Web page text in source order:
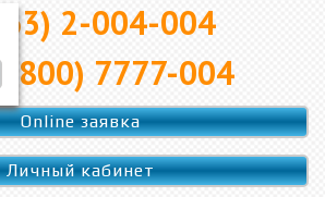
2-004-004
7777-004
Online заявка
Личный кабинет